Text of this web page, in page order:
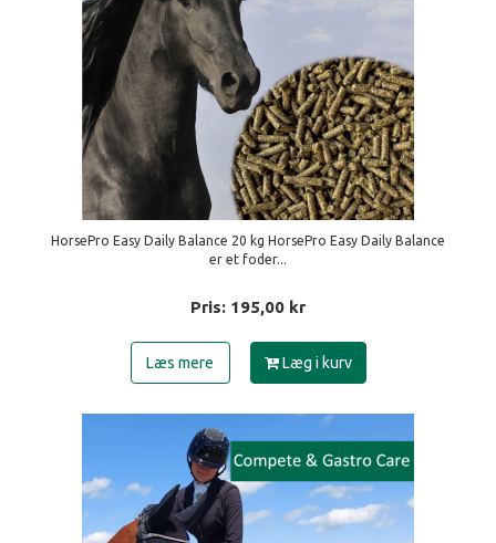
HorsePro Easy Daily Balance 20 kg HorsePro Easy Daily Balance
er et foder...
Pris: 195,00 kr
Læs mere Læg i kurv